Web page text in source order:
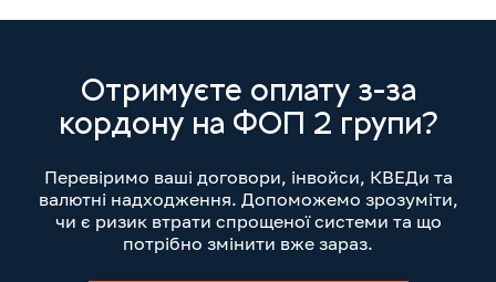
Отримуєте оплату з-за
кордону на ФОП 2 групи?
Перевіримо ваші договори, інвойси, КВЕДи та
валютні надходження. Допоможемо зрозуміти,
чи є ризик втрати спрощеної системи та що
потрібно змінити вже зараз.